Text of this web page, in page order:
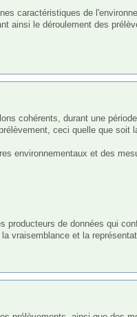
ainsi le déroulement des
ceci quelle que soit
environnementaux et des
de données qui
vraisemblance et la